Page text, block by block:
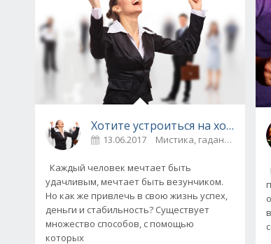
Хотите устроиться на хорошую
13.06.2017 Мистика, гадания
Каждый человек мечтает быть
удачливым, мечтает быть везунчиком.
Но как же привлечь в свою жизнь успех,
деньги и стабильность? Существует
множество способов, с помощью
которых